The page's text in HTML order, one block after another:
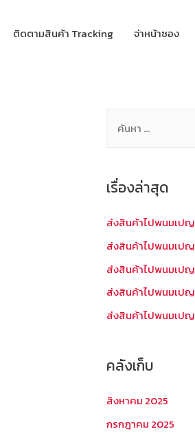
ติดตามสินค้า Tracking จ่าหน้าซอง
ห
รั
บ
เรื่องล่าสุด
ส่งสินค้าไปพนมเปญ
ส่งสินค้าไปพนมเปญ
ส่งสินค้าไปพนมเปญ
ส่งสินค้าไปพนมเปญ
ส่งสินค้าไปพนมเปญ
คลังเก็บ
สิงหาคม 2025
กรกฎาคม 2025